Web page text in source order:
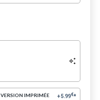
VERSION IMPRIMÉE +5.99€*